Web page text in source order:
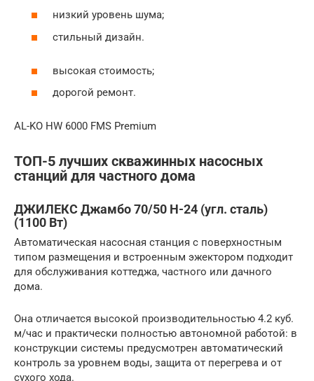
низкий уровень шума;
стильный дизайн.
высокая стоимость;
дорогой ремонт.
AL-KO HW 6000 FMS Premium
ТОП-5 лучших скважинных насосных
станций для частного дома
ДЖИЛЕКС Джамбо 70/50 Н-24 (угл. сталь)
(1100 Вт)
Автоматическая насосная станция с поверхностным
типом размещения и встроенным эжектором подходит
для обслуживания коттеджа, частного или дачного
дома.
Она отличается высокой производительностью 4.2 куб.
м/час и практически полностью автономной работой: в
конструкции системы предусмотрен автоматический
контроль за уровнем воды, защита от перегрева и от
сухого хода.